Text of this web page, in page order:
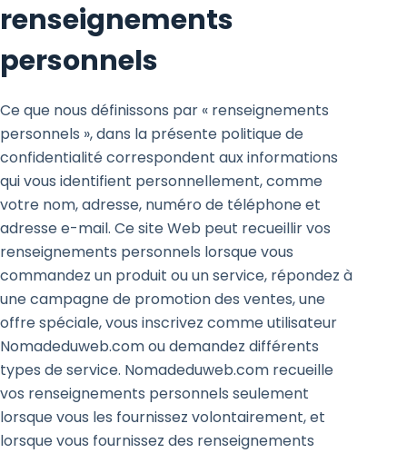
renseignements
personnels
Ce que nous définissons par « renseignements
personnels », dans la présente politique de
confidentialité correspondent aux informations
qui vous identifient personnellement, comme
votre nom, adresse, numéro de téléphone et
adresse e-mail. Ce site Web peut recueillir vos
renseignements personnels lorsque vous
commandez un produit ou un service, répondez à
une campagne de promotion des ventes, une
offre spéciale, vous inscrivez comme utilisateur
Nomadeduweb.com ou demandez différents
types de service. Nomadeduweb.com recueille
vos renseignements personnels seulement
lorsque vous les fournissez volontairement, et
lorsque vous fournissez des renseignements